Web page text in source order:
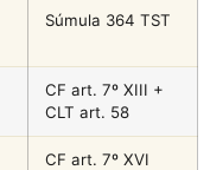
Súmula 364 TST
CF art. 7º XIII +
CLT art. 58
CF art. 7º XVI